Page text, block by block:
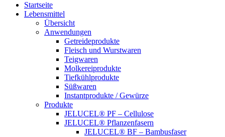
Startseite
Lebensmittel
Übersicht
Anwendungen
Getreideprodukte
Fleisch und Wurstwaren
Teigwaren
Molkereiprodukte
Tiefkühlprodukte
Süßwaren
Instantprodukte / Gewürze
Produkte
JELUCEL® PF – Cellulose
JELUCEL® Pflanzenfasern
JELUCEL® BF – Bambusfaser